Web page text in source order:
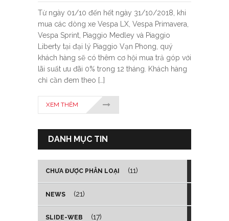
Từ ngày 01/10 đến hết ngày 31/10/2018, khi
mua các dòng xe Vespa LX, Vespa Primavera,
Vespa Sprint, Piaggio Medley và Piaggio
Liberty tại đại lý Piaggio Vạn Phong, quý
khách hàng sẽ có thêm cơ hội mua trả góp với
lãi suất ưu đãi 0% trong 12 tháng. Khách hàng
chỉ cần đem theo […]
XEM THÊM
DANH MỤC TIN
CHƯA ĐƯỢC PHÂN LOẠI (11)
NEWS (21)
SLIDE-WEB (17)